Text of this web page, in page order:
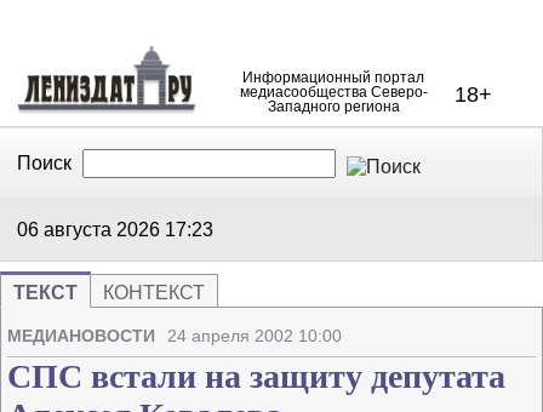
Информационный портал
медиасообщества Северо-
Западного региона
18+
Поиск
06 августа 2026 17:23
ТЕКСТ КОНТЕКСТ
МЕДИАНОВОСТИ 24 апреля 2002 10:00
СПС встали на защиту депутата